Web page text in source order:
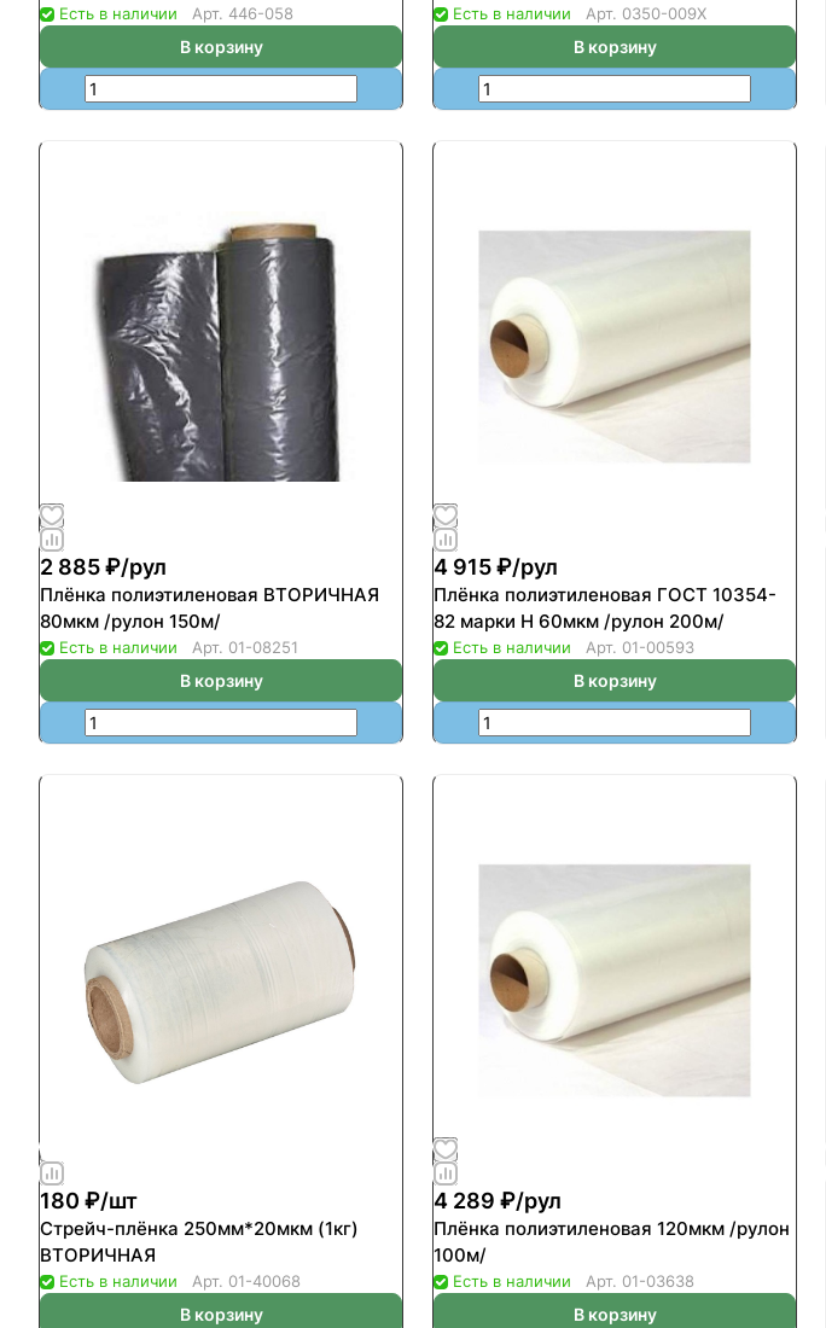
Есть в наличии Арт. 446-058
В корзину
Есть в наличии Арт. 0350-009Х
В корзину
2 885 ₽/рул
Плёнка полиэтиленовая ВТОРИЧНАЯ
80мкм /рулон 150м/
Есть в наличии Арт. 01-08251
В корзину
4 915 ₽/рул
Плёнка полиэтиленовая ГОСТ 10354-
82 марки Н 60мкм /рулон 200м/
Есть в наличии Арт. 01-00593
В корзину
180 ₽/шт
Стрейч-плёнка 250мм*20мкм (1кг)
ВТОРИЧНАЯ
Есть в наличии Арт. 01-40068
В корзину
4 289 ₽/рул
Плёнка полиэтиленовая 120мкм /рулон
100м/
Есть в наличии Арт. 01-03638
В корзину